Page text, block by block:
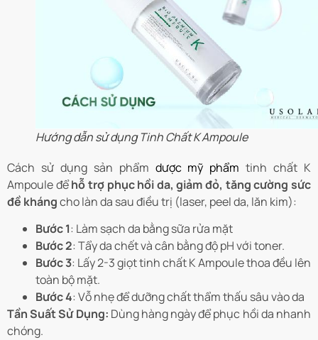
Hướng dẫn sử dụng Tinh Chất K Ampoule
Cách sử dụng sản phẩm dược mỹ phẩm tinh chất K
Ampoule đểhỗ trợ phục hồi da, giảm đỏ, tăng cường sức
đề khángcho làn da sau điều trị (laser, peel da, lăn kim):
Bước 1: Làm sạch da bằng sữa rửa mặt
Bước 2: Tẩy da chết và cân bằng độ pH với toner.
Bước 3: Lấy 2-3 giọt tinh chất K Ampoule thoa đều lên
toàn bộ mặt.
Bước 4: Vỗ nhẹ để dưỡng chất thẩm thấu sâu vào da
Tần Suất Sử Dụng: Dùng hàng ngày để phục hồi da nhanh
chóng.